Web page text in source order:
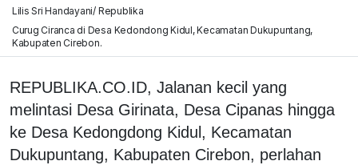
Lilis Sri Handayani/ Republika
Curug Ciranca di Desa Kedondong Kidul, Kecamatan Dukupuntang,
Kabupaten Cirebon.
REPUBLIKA.CO.ID, Jalanan kecil yang
melintasi Desa Girinata, Desa Cipanas hingga
ke Desa Kedongdong Kidul, Kecamatan
Dukupuntang, Kabupaten Cirebon, perlahan